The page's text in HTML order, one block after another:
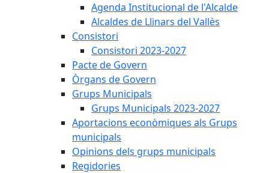
Agenda Institucional de l'Alcalde
Alcaldes de Llinars del Vallès
Consistori
Consistori 2023-2027
Pacte de Govern
Òrgans de Govern
Grups Municipals
Grups Municipals 2023-2027
Aportacions econòmiques als Grups
municipals
Opinions dels grups municipals
Regidories